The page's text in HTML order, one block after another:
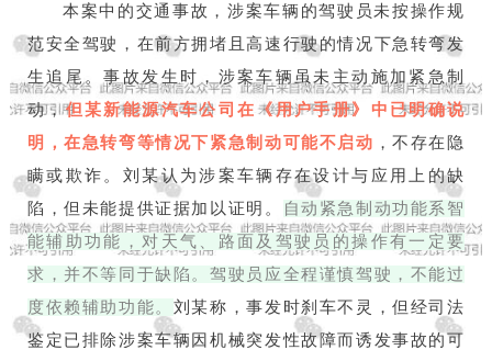
本案中的交通事故，涉案车辆的驾驶员未按操作规
范安全驾驶，在前方拥堵且高速行驶的情况下急转弯发
生追尾。事故发生时，涉案车辆虽未主动施加紧急制
动，但某新能源汽车公司在《用户手册》中已明确说
明，在急转弯等情况下紧急制动可能不启动 ，不存在隐
瞒或欺诈。刘某认为涉案车辆存在设计与应用上的缺
陷，但未能提供证据加以证明。
自动紧急制动功能系智
能辅助功能，对天气、路面及驾驶员的操作有一定要
求，并不等同于缺陷。驾驶员应全程谨慎驾驶，不能过
度依赖辅助功能。 刘某称，事发时刹车不灵，但经司法
鉴定已排除涉案车辆因机械突发性故障而诱发事故的可